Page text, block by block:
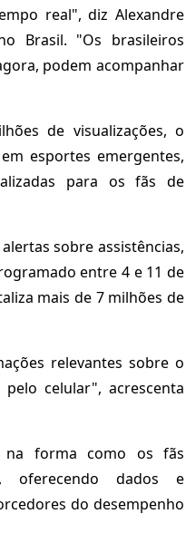
real", diz Alexandre
Brasil. "Os brasileiros
podem acompanhar
de visualizações, o
esportes emergentes,
para os fãs de
sobre assistências,
entre 4 e 11 de
mais de 7 milhões de
relevantes sobre o
celular", acrescenta
na forma como os fãs
oferecendo dados e
do desempenho